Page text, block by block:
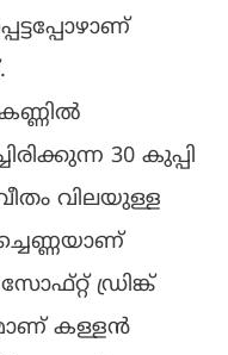
30 കുപ്പി
വിലയുള്ള
ഡ്രിങ്ക്
കള്ളൻ